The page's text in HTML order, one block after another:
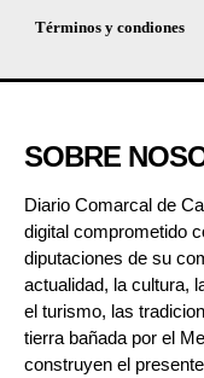
Términos y condiones
SOBRE
Diario Comarcal de
digital comprometido
diputaciones de su
actualidad, la cultura,
el turismo, las
tierra bañada por el
construyen el